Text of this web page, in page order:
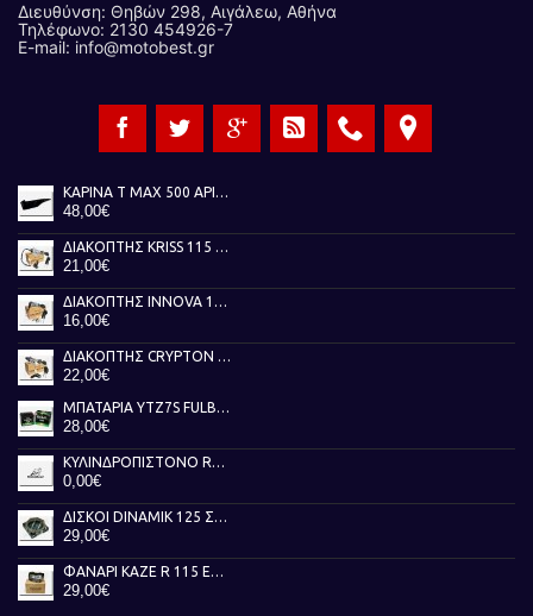
Διευθύνση: Θηβών 298, Αιγάλεω, Αθήνα
Τηλέφωνο: 2130 454926-7
E-mail: info@motobest.gr
ΚΑΡΙΝΑ T MAX 500 ΑΡΙΣΤΕΡΗ ΜΑΥΡΗ 01-07
48,00€
ΔΙΑΚΟΠΤΗΣ KRISS 115 TOBAKI
21,00€
ΔΙΑΚΟΠΤΗΣ INNOVA 125 TOBAKI
16,00€
ΔΙΑΚΟΠΤΗΣ CRYPTON X 135 TOBAKI
22,00€
ΜΠΑΤΑΡΙΑ YTZ7S FULBAT
28,00€
ΚΥΛΙΝΔΡΟΠΙΣΤΟΝΟ RUNNER 50 AKEBBO
0,00€
ΔΙΣΚΟΙ DINAMIK 125 ΣΥΜΠΛΕΚΤΗ NEWFREN
29,00€
ΦΑΝΑΡΙ KAZE R 115 ΕΜΠΡΟΣ ΓΝΗΣΙΟ
29,00€